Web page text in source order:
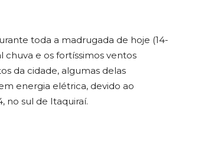
toda a madrugada de hoje (14-
chuva e os fortíssimos ventos
da cidade, algumas delas
energia elétrica, devido ao
no sul de Itaquiraí.